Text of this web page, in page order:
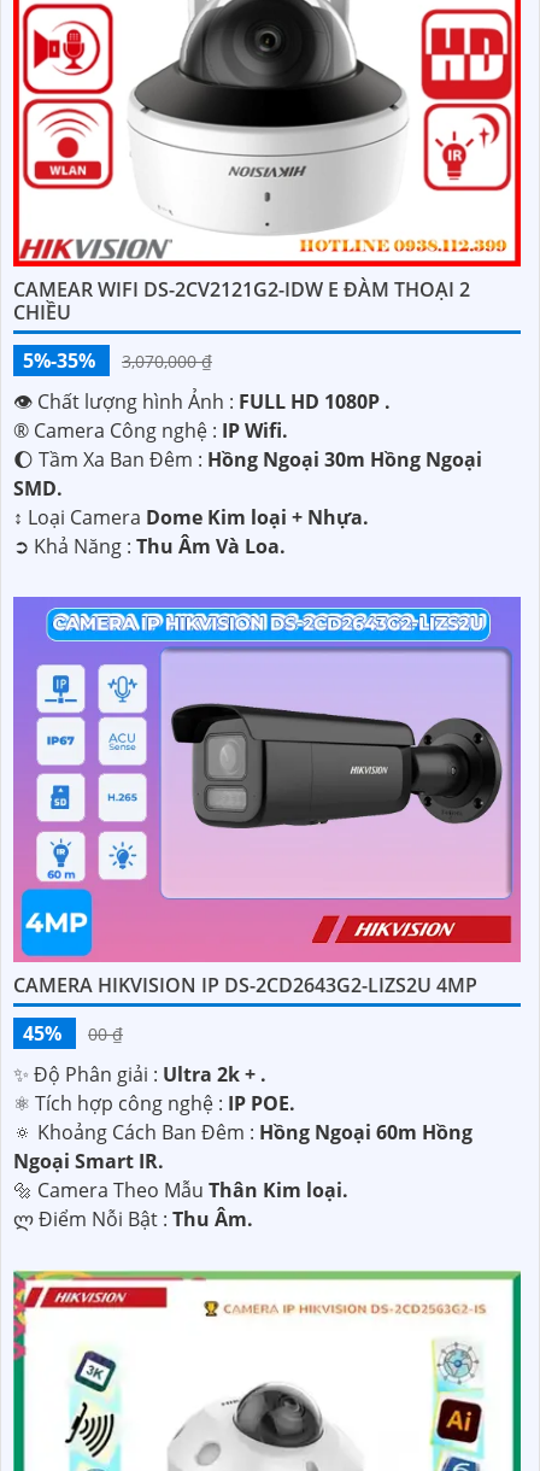
CAMEAR WIFI DS-2CV2121G2-IDW E ĐÀM THOẠI 2
CHIỀU
5%-35%
3,070,000 ₫
👁 Chất lượng hình Ảnh : FULL HD 1080P .
®️ Camera Công nghệ : IP Wifi.
🌔 Tầm Xa Ban Đêm : Hồng Ngoại 30m Hồng Ngoại
SMD.
↕️ Loại Camera Dome Kim loại + Nhựa.
️➲ Khả Năng : Thu Âm Và Loa.
CAMERA HIKVISION IP DS-2CD2643G2-LIZS2U 4MP
45%
00 ₫
✨ Độ Phân giải : Ultra 2k + .
⚛️ Tích hợp công nghệ : IP POE.
🔅 Khoảng Cách Ban Đêm : Hồng Ngoại 60m Hồng
Ngoại Smart IR.
🔩 Camera Theo Mẫu Thân Kim loại.
️ლ Điểm Nỗi Bật : Thu Âm.